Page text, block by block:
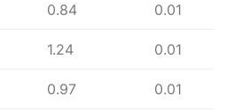
0.84 0.01
1.24 0.01
0.97 0.01